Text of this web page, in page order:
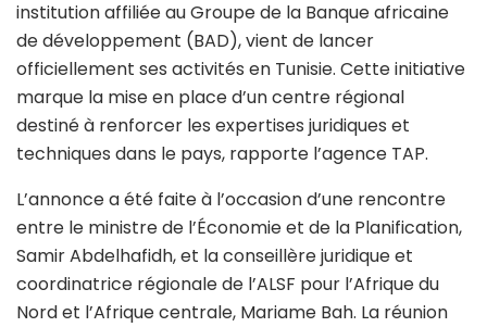
institution affiliée au Groupe de la Banque africaine
de développement (BAD), vient de lancer
officiellement ses activités en Tunisie. Cette initiative
marque la mise en place d’un centre régional
destiné à renforcer les expertises juridiques et
techniques dans le pays, rapporte l’agence TAP.
L’annonce a été faite à l’occasion d’une rencontre
entre le ministre de l’Économie et de la Planification,
Samir Abdelhafidh, et la conseillère juridique et
coordinatrice régionale de l’ALSF pour l’Afrique du
Nord et l’Afrique centrale, Mariame Bah. La réunion